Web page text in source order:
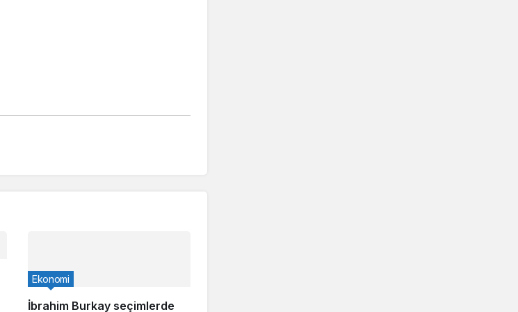
İbrahim Burkay seçimlerde
Ekonomi